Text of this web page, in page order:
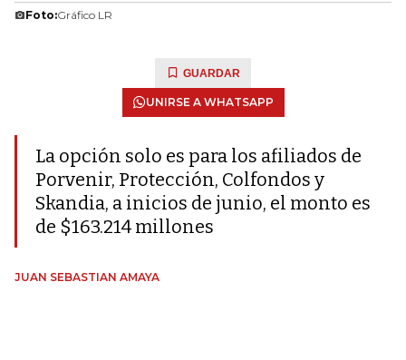
Foto:Gráfico LR
GUARDAR
UNIRSE A WHATSAPP
La opción solo es para los afiliados de
Porvenir, Protección, Colfondos y
Skandia, a inicios de junio, el monto es
de $163.214 millones
JUAN SEBASTIAN AMAYA